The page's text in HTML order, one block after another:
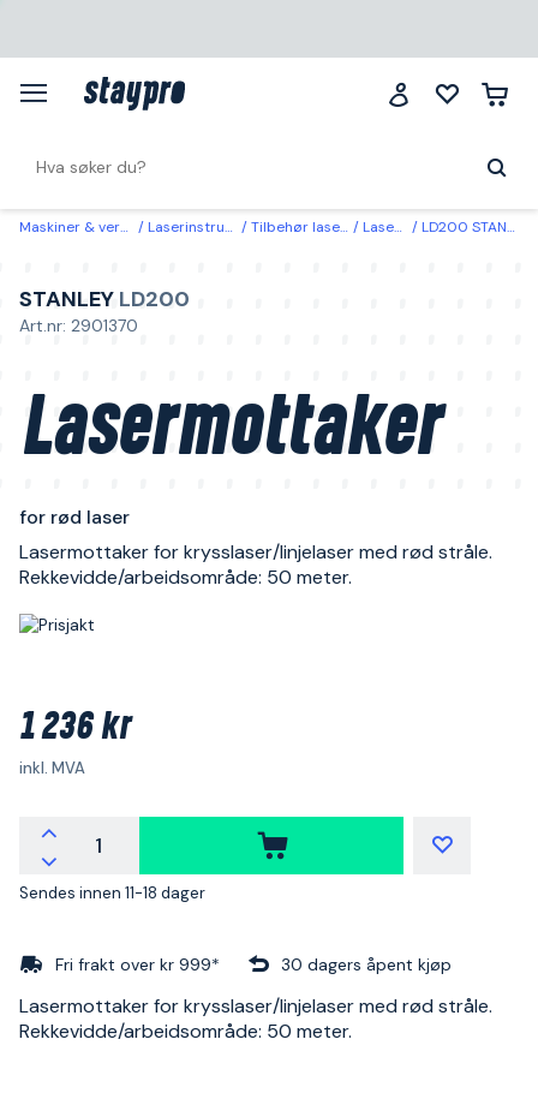
Maskiner & verktøy Laserinstrumenter Tilbehør laserinstrument Lasermottakere LD200 STANLEY Lasermottaker for rød laser
STANLEY LD200
Art.nr: 2901370
Lasermottaker
for rød laser
Lasermottaker for krysslaser/linjelaser med rød stråle.
Rekkevidde/arbeidsområde: 50 meter.
1 236 kr
inkl. MVA
Sendes innen 11-18 dager
Fri frakt over kr 999* 30 dagers åpent kjøp
Lasermottaker for krysslaser/linjelaser med rød stråle.
Rekkevidde/arbeidsområde: 50 meter.